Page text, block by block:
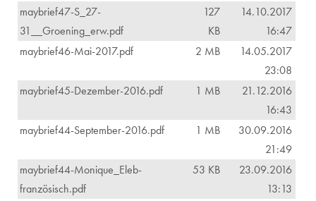
maybrief47-S_27-
31__Groening_erw.pdf
127
KB
14.10.2017
16:47
maybrief46-Mai-2017.pdf
2 MB
14.05.2017
23:08
maybrief45-Dezember-2016.pdf
1 MB
21.12.2016
16:43
maybrief44-September-2016.pdf
1 MB
30.09.2016
21:49
maybrief44-Monique_Eleb-
französisch.pdf
53 KB
23.09.2016
13:13